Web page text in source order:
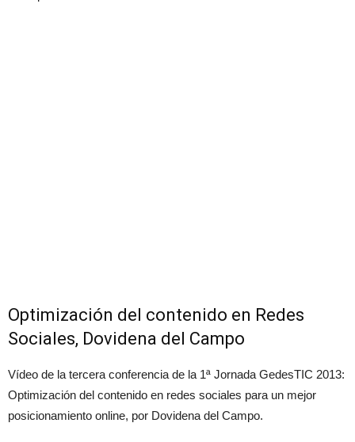
Optimización del contenido en Redes
Sociales, Dovidena del Campo
Vídeo de la tercera conferencia de la 1ª Jornada GedesTIC 2013:
Optimización del contenido en redes sociales para un mejor
posicionamiento online, por Dovidena del Campo.